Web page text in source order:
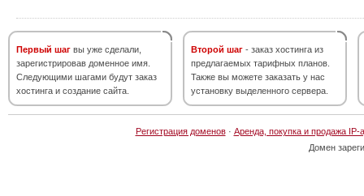
Первый шаг вы уже сделали,
зарегистрировав доменное имя.
Следующими шагами будут заказ
хостинга и создание сайта.
Второй шаг - заказ хостинга из
предлагаемых тарифных планов.
Также вы можете заказать у нас
установку выделенного сервера.
Регистрация доменов· Аренда, покупка и продажа IP-
Домен